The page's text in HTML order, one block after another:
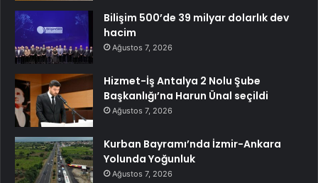
Bilişim 500’de 39 milyar dolarlık dev
hacim
Ağustos 7, 2026
Hizmet-İş Antalya 2 Nolu Şube
Başkanlığı’na Harun Ünal seçildi
Ağustos 7, 2026
Kurban Bayramı’nda İzmir-Ankara
Yolunda Yoğunluk
Ağustos 7, 2026